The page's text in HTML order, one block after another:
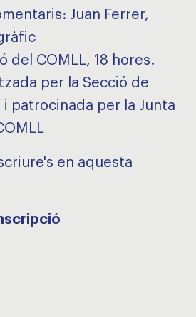
Juan Ferrer,
del COMLL, 18 hores.
per la Secció de
i patrocinada per la Junta
en aquesta